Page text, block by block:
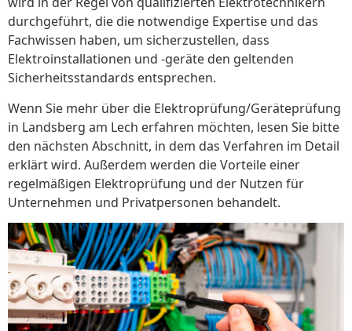
durchgeführt, die die notwendige Expertise und das
Fachwissen haben, um sicherzustellen, dass
Elektroinstallationen und -geräte den geltenden
Sicherheitsstandards entsprechen.
Wenn Sie mehr über die Elektroprüfung/Geräteprüfung
in Landsberg am Lech erfahren möchten, lesen Sie bitte
den nächsten Abschnitt, in dem das Verfahren im Detail
erklärt wird. Außerdem werden die Vorteile einer
regelmäßigen Elektroprüfung und der Nutzen für
Unternehmen und Privatpersonen behandelt.